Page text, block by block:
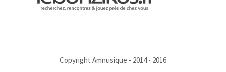
Copyright Amnusique - 2014 - 2016